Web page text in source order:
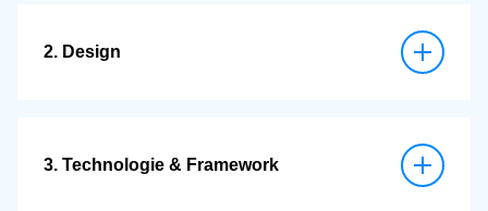
Wer profitiert davon?
2. Design
(User Experience) und UI (User Interface) gehen dabei
Hand in Hand.
3. Technologie & Framework